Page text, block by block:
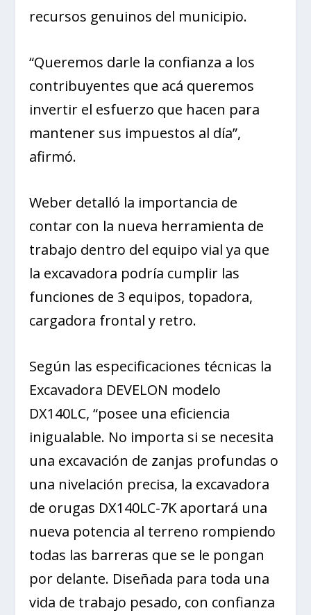
recursos genuinos del municipio.
“Queremos darle la confianza a los
contribuyentes que acá queremos
invertir el esfuerzo que hacen para
mantener sus impuestos al día”,
afirmó.
Weber detalló la importancia de
contar con la nueva herramienta de
trabajo dentro del equipo vial ya que
la excavadora podría cumplir las
funciones de 3 equipos, topadora,
cargadora frontal y retro.
Según las especificaciones técnicas la
Excavadora DEVELON modelo
DX140LC, “posee una eficiencia
inigualable. No importa si se necesita
una excavación de zanjas profundas o
una nivelación precisa, la excavadora
de orugas DX140LC-7K aportará una
nueva potencia al terreno rompiendo
todas las barreras que se le pongan
por delante. Diseñada para toda una
vida de trabajo pesado, con confianza